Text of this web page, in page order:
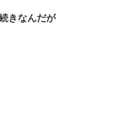
きなんだが